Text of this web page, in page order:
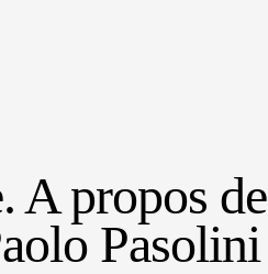
A propos de
Pasolini